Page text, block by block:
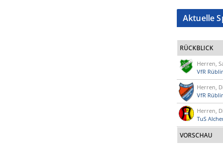
Aktuelle
RÜCKBLICK
Herren,
VfR
Herren,
VfR
Herren,
TuS
VORSCHAU